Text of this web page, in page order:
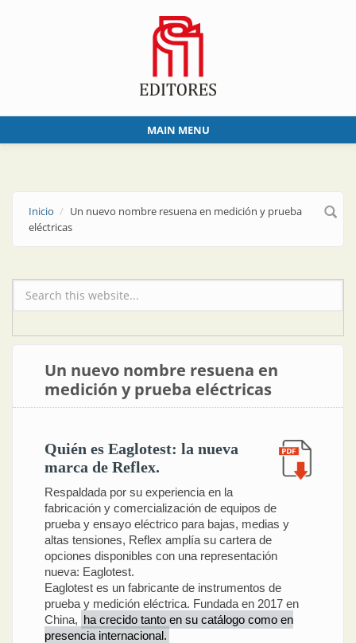
MAIN MENU
Inicio
Un nuevo nombre resuena en medición y prueba
eléctricas
Formulario de búsqueda
Un nuevo nombre resuena en
medición y prueba eléctricas
Quién es Eaglotest: la nueva
marca de Reflex.
Respaldada por su experiencia en la
fabricación y comercialización de equipos de
prueba y ensayo eléctrico para bajas, medias y
altas tensiones, Reflex amplía su cartera de
opciones disponibles con una representación
nueva: Eaglotest.
Eaglotest es un fabricante de instrumentos de
prueba y medición eléctrica. Fundada en 2017 en
China, ha crecido tanto en su catálogo como en
presencia internacional.